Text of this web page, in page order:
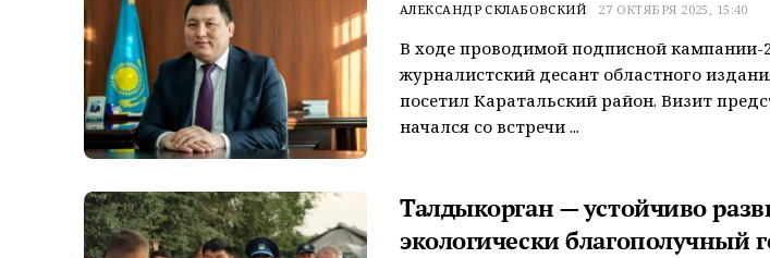
АЛЕКСАНДР СКЛАБОВСКИЙ 27 ОКТЯБРЯ 2025, 15:40
В ходе проводимой подписной кампании-
журналистский десант областного
посетил Каратальский район. Визит
начался со встречи ...
Талдыкорган — устойчиво
экологически благополучный